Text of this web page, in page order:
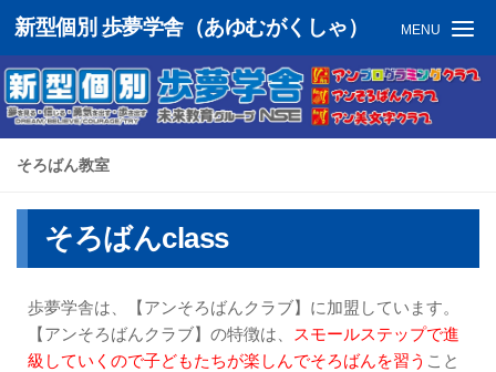
新型個別 歩夢学舎（あゆむがくしゃ） MENU
そろばん教室
そろばんclass
歩夢学舎は、【アンそろばんクラブ】に加盟しています。
【アンそろばんクラブ】の特徴は、
スモールステップで進
級していくので子どもたちが楽しんでそろばんを習う こと